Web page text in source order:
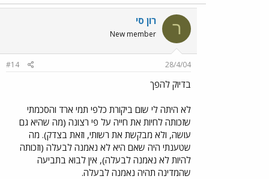
ר רון סי
New member
28/4/04
#14
בדיוק להפך
לא היתה לי שום ביקורת כלפי תמי ארד והסכמתי
שזכותה לחיות את חייה על פי רצונה (מה שהיא גם
עושה, ולא מבקשת את רשותי, וזאת בצדק). מה
שטענתי היה שאם היא לא נאמנה לבעלה (וזכותה
להיות לא נאמנה לבעלה), אין לבוא בתביעה
שהמדינה תהיה נאמנה לבעלה.